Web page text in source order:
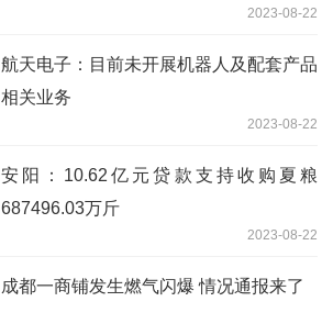
2023-08-22
航天电子：目前未开展机器人及配套产品
相关业务
2023-08-22
安阳：10.62亿元贷款支持收购夏粮
687496.03万斤
2023-08-22
成都一商铺发生燃气闪爆 情况通报来了